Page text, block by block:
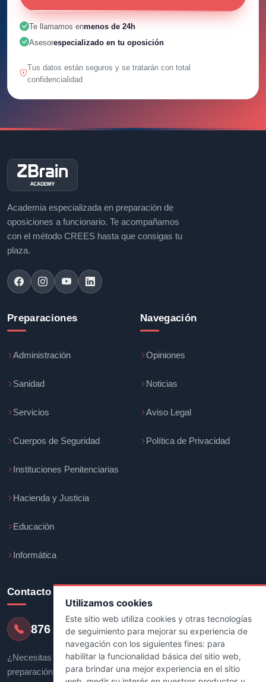
Utilizamos cookies
Este sitio web utiliza cookies y otras tecnologías
de seguimiento para mejorar su experiencia de
navegación con los siguientes fines: para
habilitar la funcionalidad básica del sitio web,
para brindar una mejor experiencia en el sitio
Te llamamos enmenos de 24h
Asesorespecializado en tu oposición
Tus datos están seguros y se tratarán con total
confidencialidad
Academia especializada en preparación de
oposiciones a funcionario. Te acompañamos
con el método CREES hasta que consigas tu
plaza.
Preparaciones
Administración
Sanidad
Servicios
Cuerpos de Seguridad
Instituciones Penitenciarias
Hacienda y Justicia
Educación
Informática
Navegación
Opiniones
Noticias
Aviso Legal
Política de Privacidad
Contacto
876 247 237
¿Necesitas más información sobre tu
preparación? Nuestro equipo de asesores